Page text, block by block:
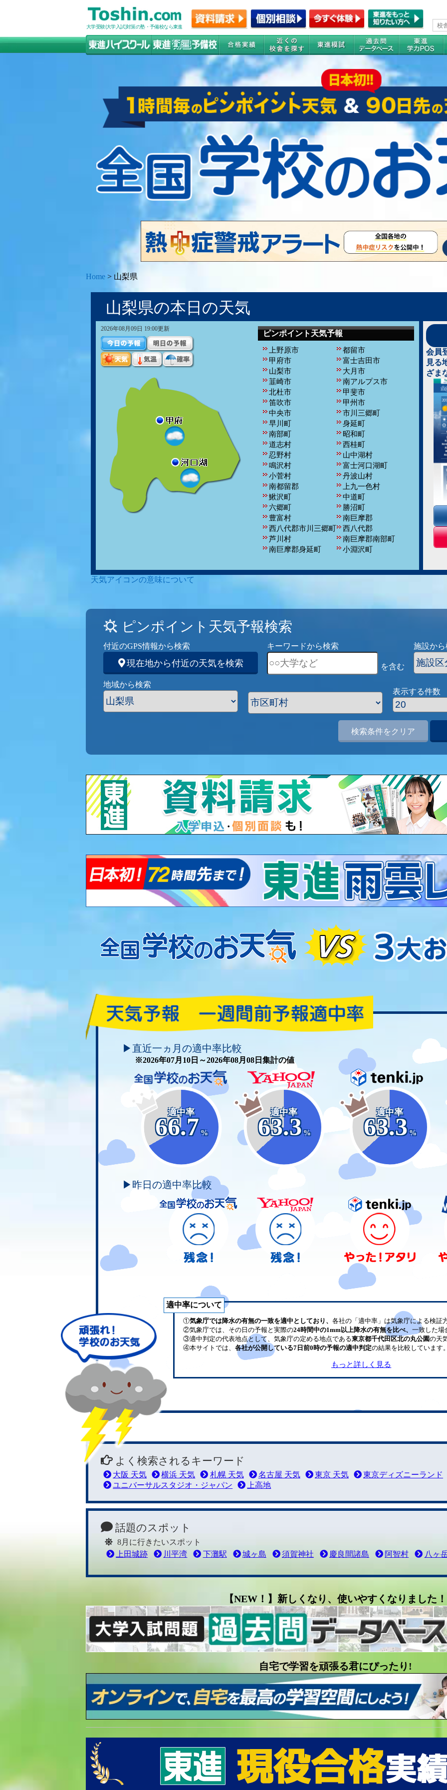
大学受験(大学入試)対策の塾・予備校なら東進
Home > 山梨県
山梨県の本日の天気
2026年08月09日 19:00更新
ピンポイント天気予報
上野原市
都留市
甲府市
富士吉田市
山梨市
大月市
韮崎市
南アルプス市
北杜市
甲斐市
笛吹市
甲州市
中央市
市川三郷町
早川町
身延町
南部町
昭和町
道志村
西桂町
忍野村
山中湖村
鳴沢村
富士河口湖町
小菅村
丹波山村
南都留郡
上九一色村
鰍沢町
中道町
六郷町
勝沼町
豊富村
南巨摩郡
西八代郡市川三郷町
西八代郡
芦川村
南巨摩郡南部町
南巨摩郡身延町
小淵沢町
町
市川大門町
増穂町
大和村
三珠町
会員
見る
ざま
天気アイコンの意味について
ピンポイント天気予報検索
付近のGPS情報から検索
現在地から付近の天気を検索
キーワードから検索
を含む
施設か
地域から検索
表示する件数
検索条件をクリア
頑張れ！学校のお天気
▶直近一ヵ月の適中率比較
※2026年07月10日～2026年08月08日集計の値
適中率
66.7
%
適中率
63.3
%
適中率
63.3
%
▶昨日の適中率比較
適中率について
①気象庁では降水の有無の一致を適中としており、 各社の「適中率」は気象庁による検証
②気象庁では、その日の予報と実際の24時間中の1mm以上降水の有無を比べ、 一致した場
③適中判定の代表地点として、気象庁の定める地点である東京都千代田区北の丸公園の天
④本サイトでは、 各社が公開している7日前0時の予報の適中判定の結果を比較しています
もっと詳しく見る
よく検索されるキーワード
大阪 天気 横浜 天気 札幌 天気 名古屋 天気 東京 天気
東京ディズニーランド
ユニバーサルスタジオ・ジャパン
上高地
話題のスポット
8月に行きたいスポット
上田城跡
川平湾 下灘駅 城ヶ島 須賀神社 慶良間諸島 阿智村 八ヶ
【NEW！】新しくなり、使いやすくなりました！
自宅で学習を頑張る君にぴったり!